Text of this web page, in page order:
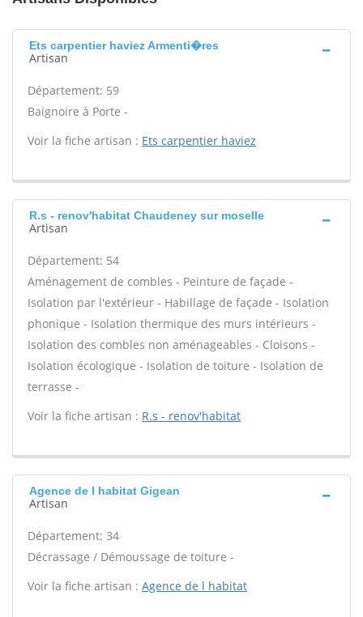
Ets carpentier haviez Armenti�res
Artisan
Département: 59
Baignoire à Porte -
Voir la fiche artisan : Ets carpentier haviez
R.s - renov'habitat Chaudeney sur moselle
Artisan
Département: 54
Aménagement de combles - Peinture de façade -
Isolation par l'extérieur - Habillage de façade - Isolation
phonique - Isolation thermique des murs intérieurs -
Isolation des combles non aménageables - Cloisons -
Isolation écologique - Isolation de toiture - Isolation de
terrasse -
Voir la fiche artisan : R.s - renov'habitat
Agence de l habitat Gigean
Artisan
Département: 34
Décrassage / Démoussage de toiture -
Voir la fiche artisan : Agence de l habitat